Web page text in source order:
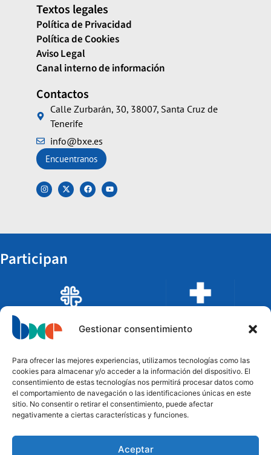
Gestionar consentimiento
Para ofrecer las mejores experiencias, utilizamos tecnologías como las
cookies para almacenar y/o acceder a la información del dispositivo. El
consentimiento de estas tecnologías nos permitirá procesar datos como
el comportamiento de navegación o las identificaciones únicas en este
sitio. No consentir o retirar el consentimiento, puede afectar
negativamente a ciertas características y funciones.
Aceptar
Textos legales
Política de Privacidad
Política de Cookies
Aviso Legal
Canal interno de información
Contactos
Calle Zurbarán, 30, 38007, Santa Cruz de
Tenerife
info@bxe.es
Encuentranos
Participan